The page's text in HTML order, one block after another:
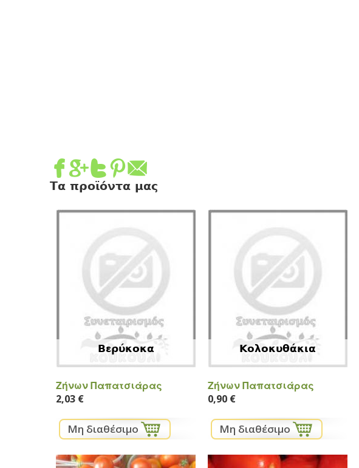
Τα προϊόντα μας
Bερύκοκα
Ζήνων Παπατσιάρας
2,03 €
Κολοκυθάκια
Ζήνων Παπατσιάρας
0,90 €